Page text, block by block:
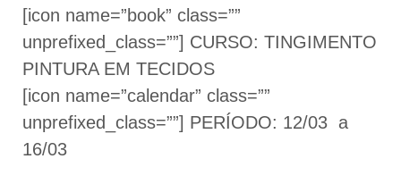
[icon name=”book” class=””
unprefixed_class=””] CURSO: TINGIMENTO
PINTURA EM TECIDOS
[icon name=”calendar” class=””
unprefixed_class=””] PERÍODO: 12/03 a
16/03